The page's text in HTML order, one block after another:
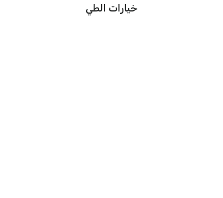
خيارات الطي